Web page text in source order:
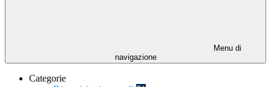
Menu di
navigazione
Categorie